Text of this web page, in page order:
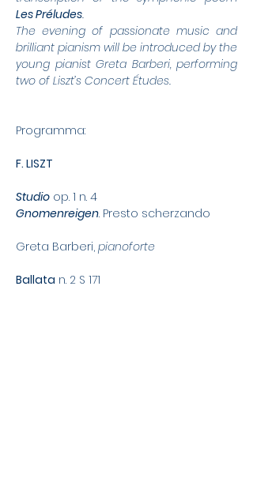
Les Préludes.
The evening of passionate music and
brilliant pianism will be introduced by the
young pianist Greta Barberi, performing
two of Liszt’s Concert Études.
Programma:
F. LISZT
Studio op. 1 n. 4
Gnomenreigen. Presto scherzando
Greta Barberi, pianoforte
Ballata n. 2 S 171